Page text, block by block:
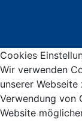
Cookies
Wir verwenden
unserer
Verwendung von
Website